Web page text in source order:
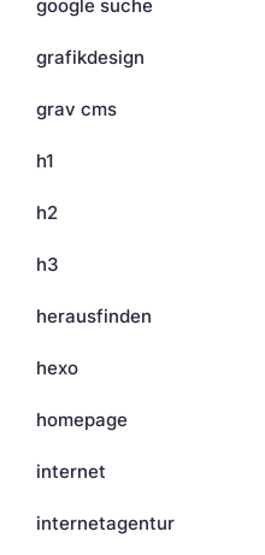
google suche
grafikdesign
grav cms
h1
h2
h3
herausfinden
hexo
homepage
internet
internetagentur